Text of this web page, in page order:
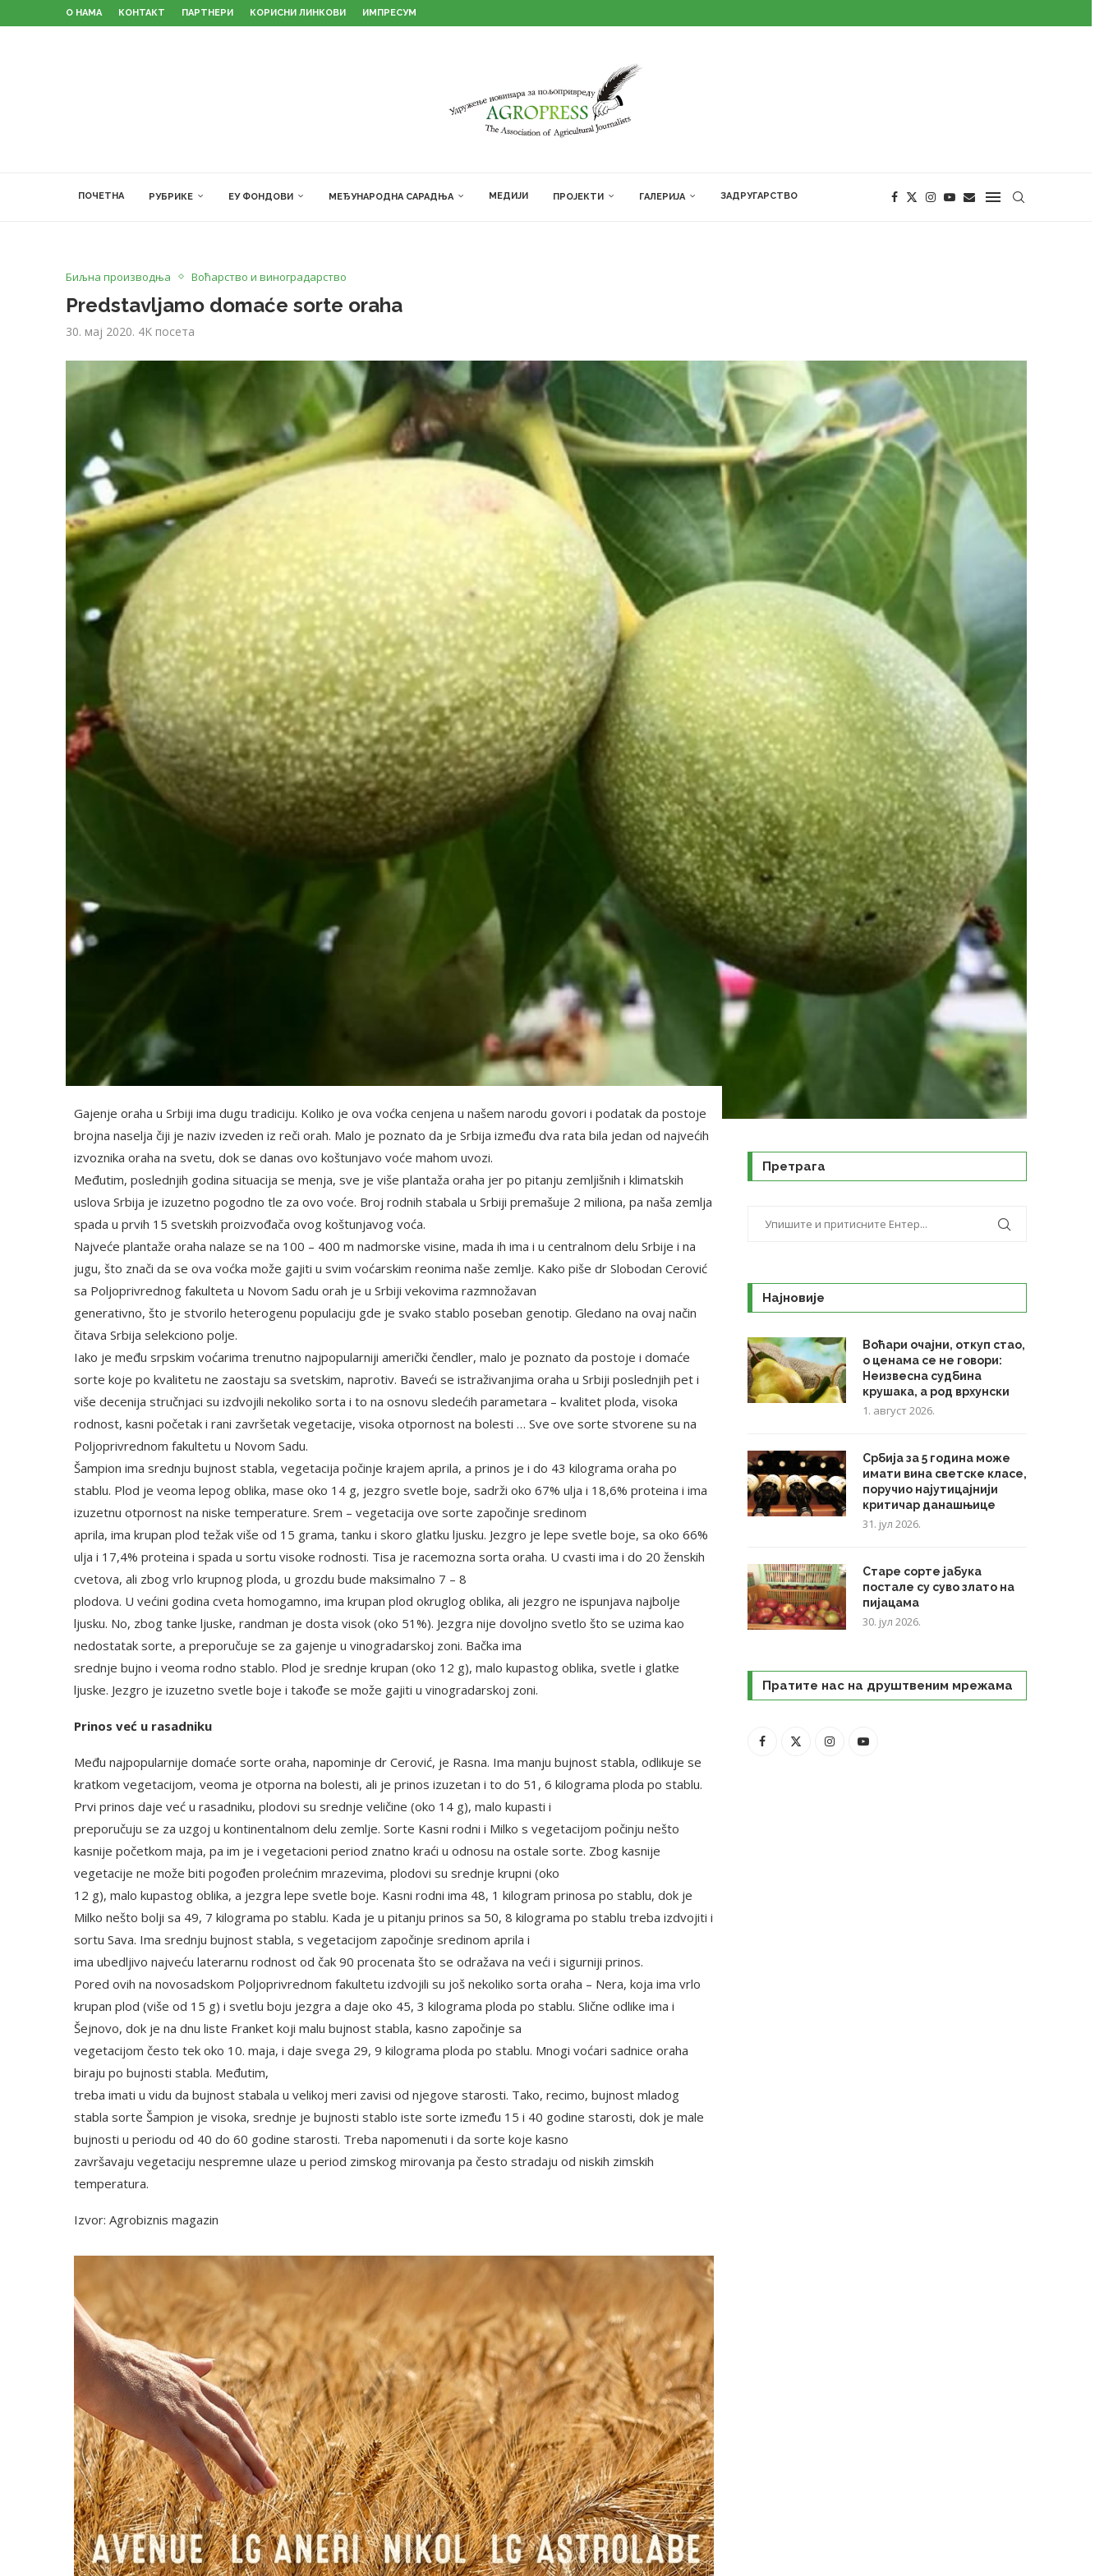
О НАМА КОНТАКТ ПАРТНЕРИ КОРИСНИ ЛИНКОВИ ИМПРЕСУМ
ПОЧЕТНА РУБРИКЕ ЕУ ФОНДОВИ МЕЂУНАРОДНА САРАДЊА МЕДИЈИ ПРОЈЕКТИ ГАЛЕРИЈА ЗАДРУГАРСТВО
Биљна производња Воћарство и виноградарство
Predstavljamo domaće sorte oraha
30. мај 2020. 4Kпосета
Gajenje oraha u Srbiji ima dugu tradiciju. Koliko je ova voćka cenjena u našem narodu govori i podatak da postoje
brojna naselja čiji je naziv izveden iz reči orah. Malo je poznato da je Srbija između dva rata bila jedan od najvećih
izvoznika oraha na svetu, dok se danas ovo koštunjavo voće mahom uvozi.
Međutim, poslednjih godina situacija se menja, sve je više plantaža oraha jer po pitanju zemljišnih i klimatskih
uslova Srbija je izuzetno pogodno tle za ovo voće. Broj rodnih stabala u Srbiji premašuje 2 miliona, pa naša zemlja
spada u prvih 15 svetskih proizvođača ovog koštunjavog voća.
Najveće plantaže oraha nalaze se na 100 – 400 m nadmorske visine, mada ih ima i u centralnom delu Srbije i na
jugu, što znači da se ova voćka može gajiti u svim voćarskim reonima naše zemlje. Kako piše dr Slobodan Cerović
sa Poljoprivrednog fakulteta u Novom Sadu orah je u Srbiji vekovima razmnožavan
generativno, što je stvorilo heterogenu populaciju gde je svako stablo poseban genotip. Gledano na ovaj način
čitava Srbija selekciono polje.
Iako je među srpskim voćarima trenutno najpopularniji američki čendler, malo je poznato da postoje i domaće
sorte koje po kvalitetu ne zaostaju sa svetskim, naprotiv. Baveći se istraživanjima oraha u Srbiji poslednjih pet i
više decenija stručnjaci su izdvojili nekoliko sorta i to na osnovu sledećih parametara – kvalitet ploda, visoka
rodnost, kasni početak i rani završetak vegetacije, visoka otpornost na bolesti … Sve ove sorte stvorene su na
Poljoprivrednom fakultetu u Novom Sadu.
Šampion ima srednju bujnost stabla, vegetacija počinje krajem aprila, a prinos je i do 43 kilograma oraha po
stablu. Plod je veoma lepog oblika, mase oko 14 g, jezgro svetle boje, sadrži oko 67% ulja i 18,6% proteina i ima
izuzetnu otpornost na niske temperature. Srem – vegetacija ove sorte započinje sredinom
aprila, ima krupan plod težak više od 15 grama, tanku i skoro glatku ljusku. Jezgro je lepe svetle boje, sa oko 66%
ulja i 17,4% proteina i spada u sortu visoke rodnosti. Tisa je racemozna sorta oraha. U cvasti ima i do 20 ženskih
cvetova, ali zbog vrlo krupnog ploda, u grozdu bude maksimalno 7 – 8
plodova. U većini godina cveta homogamno, ima krupan plod okruglog oblika, ali jezgro ne ispunjava najbolje
ljusku. No, zbog tanke ljuske, randman je dosta visok (oko 51%). Jezgra nije dovoljno svetlo što se uzima kao
nedostatak sorte, a preporučuje se za gajenje u vinogradarskoj zoni. Bačka ima
srednje bujno i veoma rodno stablo. Plod je srednje krupan (oko 12 g), malo kupastog oblika, svetle i glatke
ljuske. Jezgro je izuzetno svetle boje i takođe se može gajiti u vinogradarskoj zoni.
Prinos već u rasadniku
Među najpopularnije domaće sorte oraha, napominje dr Cerović, je Rasna. Ima manju bujnost stabla, odlikuje se
kratkom vegetacijom, veoma je otporna na bolesti, ali je prinos izuzetan i to do 51, 6 kilograma ploda po stablu.
Prvi prinos daje već u rasadniku, plodovi su srednje veličine (oko 14 g), malo kupasti i
preporučuju se za uzgoj u kontinentalnom delu zemlje. Sorte Kasni rodni i Milko s vegetacijom počinju nešto
kasnije početkom maja, pa im je i vegetacioni period znatno kraći u odnosu na ostale sorte. Zbog kasnije
vegetacije ne može biti pogođen prolećnim mrazevima, plodovi su srednje krupni (oko
12 g), malo kupastog oblika, a jezgra lepe svetle boje. Kasni rodni ima 48, 1 kilogram prinosa po stablu, dok je
Milko nešto bolji sa 49, 7 kilograma po stablu. Kada je u pitanju prinos sa 50, 8 kilograma po stablu treba izdvojiti i
sortu Sava. Ima srednju bujnost stabla, s vegetacijom započinje sredinom aprila i
ima ubedljivo najveću laterarnu rodnost od čak 90 procenata što se odražava na veći i sigurniji prinos.
Pored ovih na novosadskom Poljoprivrednom fakultetu izdvojili su još nekoliko sorta oraha – Nera, koja ima vrlo
krupan plod (više od 15 g) i svetlu boju jezgra a daje oko 45, 3 kilograma ploda po stablu. Slične odlike ima i
Šejnovo, dok je na dnu liste Franket koji malu bujnost stabla, kasno započinje sa
vegetacijom često tek oko 10. maja, i daje svega 29, 9 kilograma ploda po stablu. Mnogi voćari sadnice oraha
biraju po bujnosti stabla. Međutim,
treba imati u vidu da bujnost stabala u velikoj meri zavisi od njegove starosti. Tako, recimo, bujnost mladog
stabla sorte Šampion je visoka, srednje je bujnosti stablo iste sorte između 15 i 40 godine starosti, dok je male
bujnosti u periodu od 40 do 60 godine starosti. Treba napomenuti i da sorte koje kasno
završavaju vegetaciju nespremne ulaze u period zimskog mirovanja pa često stradaju od niskih zimskih
temperatura.
Izvor: Agrobiznis magazin
Претрага
Најновије
Воћари очајни, откуп стао,
о ценама се не говори:
Неизвесна судбина
крушака, а род врхунски
1. август 2026.
Србија за 5 година може
имати вина светске класе,
поручио најутицајнији
критичар данашњице
31. јул 2026.
Старе сорте јабука
постале су суво злато на
пијацама
30. јул 2026.
Пратите нас на друштвеним мрежама